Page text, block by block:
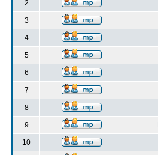
2
3
4
5
6
7
8
9
10